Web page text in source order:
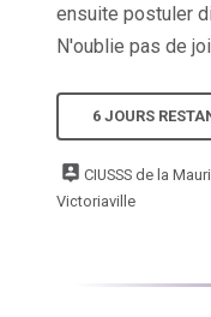
ensuite postuler
N'oublie pas de
6 JOURS
CIUSSS de la
Victoriaville